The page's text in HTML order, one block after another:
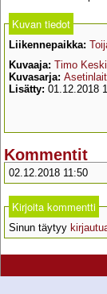
Kuvan tiedot
Liikennepaikka:
Kuvaaja: Timo
Kuvasarja:
Lisätty: 01.12.2018
Kommentit
02.12.2018 11:50
Kirjoita kommentti
Sinun täytyy